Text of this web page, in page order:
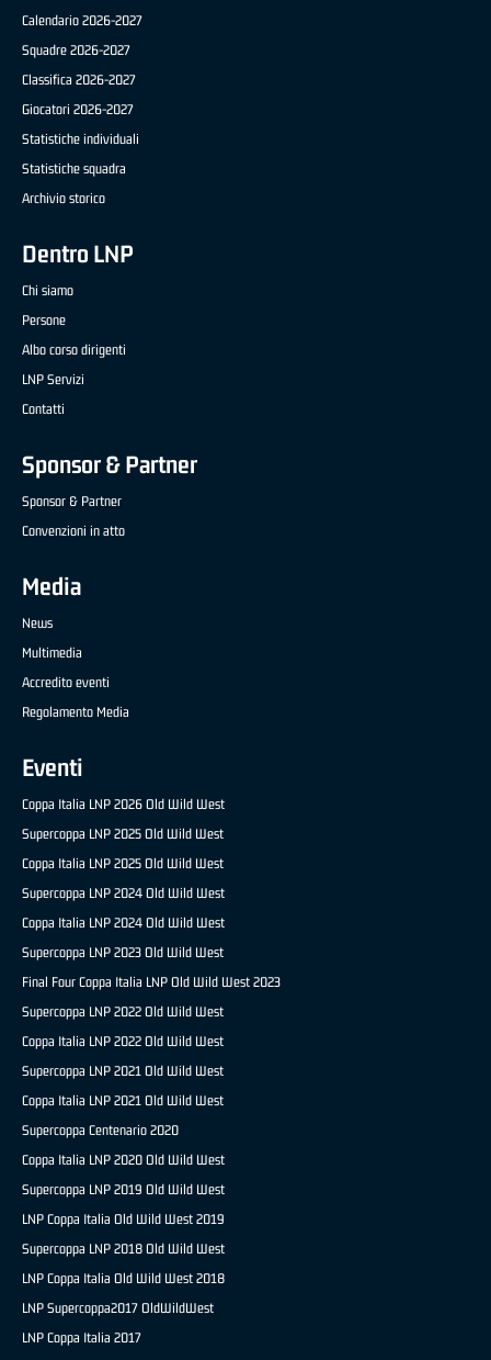
Calendario 2026-2027
Squadre 2026-2027
Classifica 2026-2027
Giocatori 2026-2027
Statistiche individuali
Statistiche squadra
Archivio storico
Dentro LNP
Chi siamo
Persone
Albo corso dirigenti
LNP Servizi
Contatti
Sponsor & Partner
Sponsor & Partner
Convenzioni in atto
Media
News
Multimedia
Accredito eventi
Regolamento Media
Eventi
Coppa Italia LNP 2026 Old Wild West
Supercoppa LNP 2025 Old Wild West
Coppa Italia LNP 2025 Old Wild West
Supercoppa LNP 2024 Old Wild West
Coppa Italia LNP 2024 Old Wild West
Supercoppa LNP 2023 Old Wild West
Final Four Coppa Italia LNP Old Wild West 2023
Supercoppa LNP 2022 Old Wild West
Coppa Italia LNP 2022 Old Wild West
Supercoppa LNP 2021 Old Wild West
Coppa Italia LNP 2021 Old Wild West
Supercoppa Centenario 2020
Coppa Italia LNP 2020 Old Wild West
Supercoppa LNP 2019 Old Wild West
LNP Coppa Italia Old Wild West 2019
Supercoppa LNP 2018 Old Wild West
LNP Coppa Italia Old Wild West 2018
LNP Supercoppa2017 OldWildWest
LNP Coppa Italia 2017